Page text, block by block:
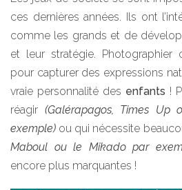
ces dernières années. Ils ont
comme les grands et de
et leur stratégie.
pour capturer des expressions
vraie personnalité des enfants !
réagir (Galérapagos, Times Up
exemple) ou qui nécessite
Maboul ou le Mikado par
encore plus marquantes !